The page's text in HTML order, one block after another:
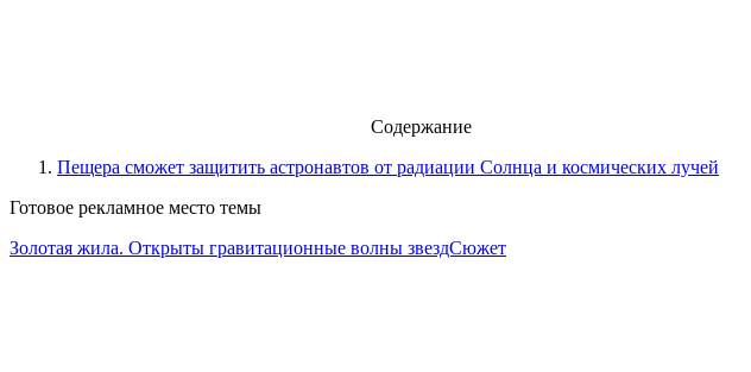
Содержание
Пещера сможет защитить астронавтов от радиации Солнца и космических лучей
Готовое рекламное место темы
Золотая жила. Открыты гравитационные волны звездСюжет